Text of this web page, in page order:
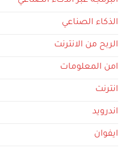
الذكاء الصناعي
الربح من الانترنت
امن المعلومات
انترنت
اندرويد
ايفوان